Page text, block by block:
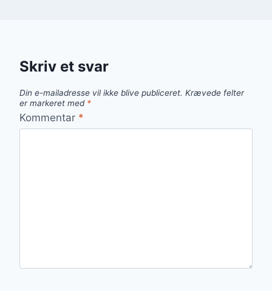
Skriv et svar
Din e-mailadresse vil ikke blive publiceret. Krævede felter
er markeret med *
Kommentar *